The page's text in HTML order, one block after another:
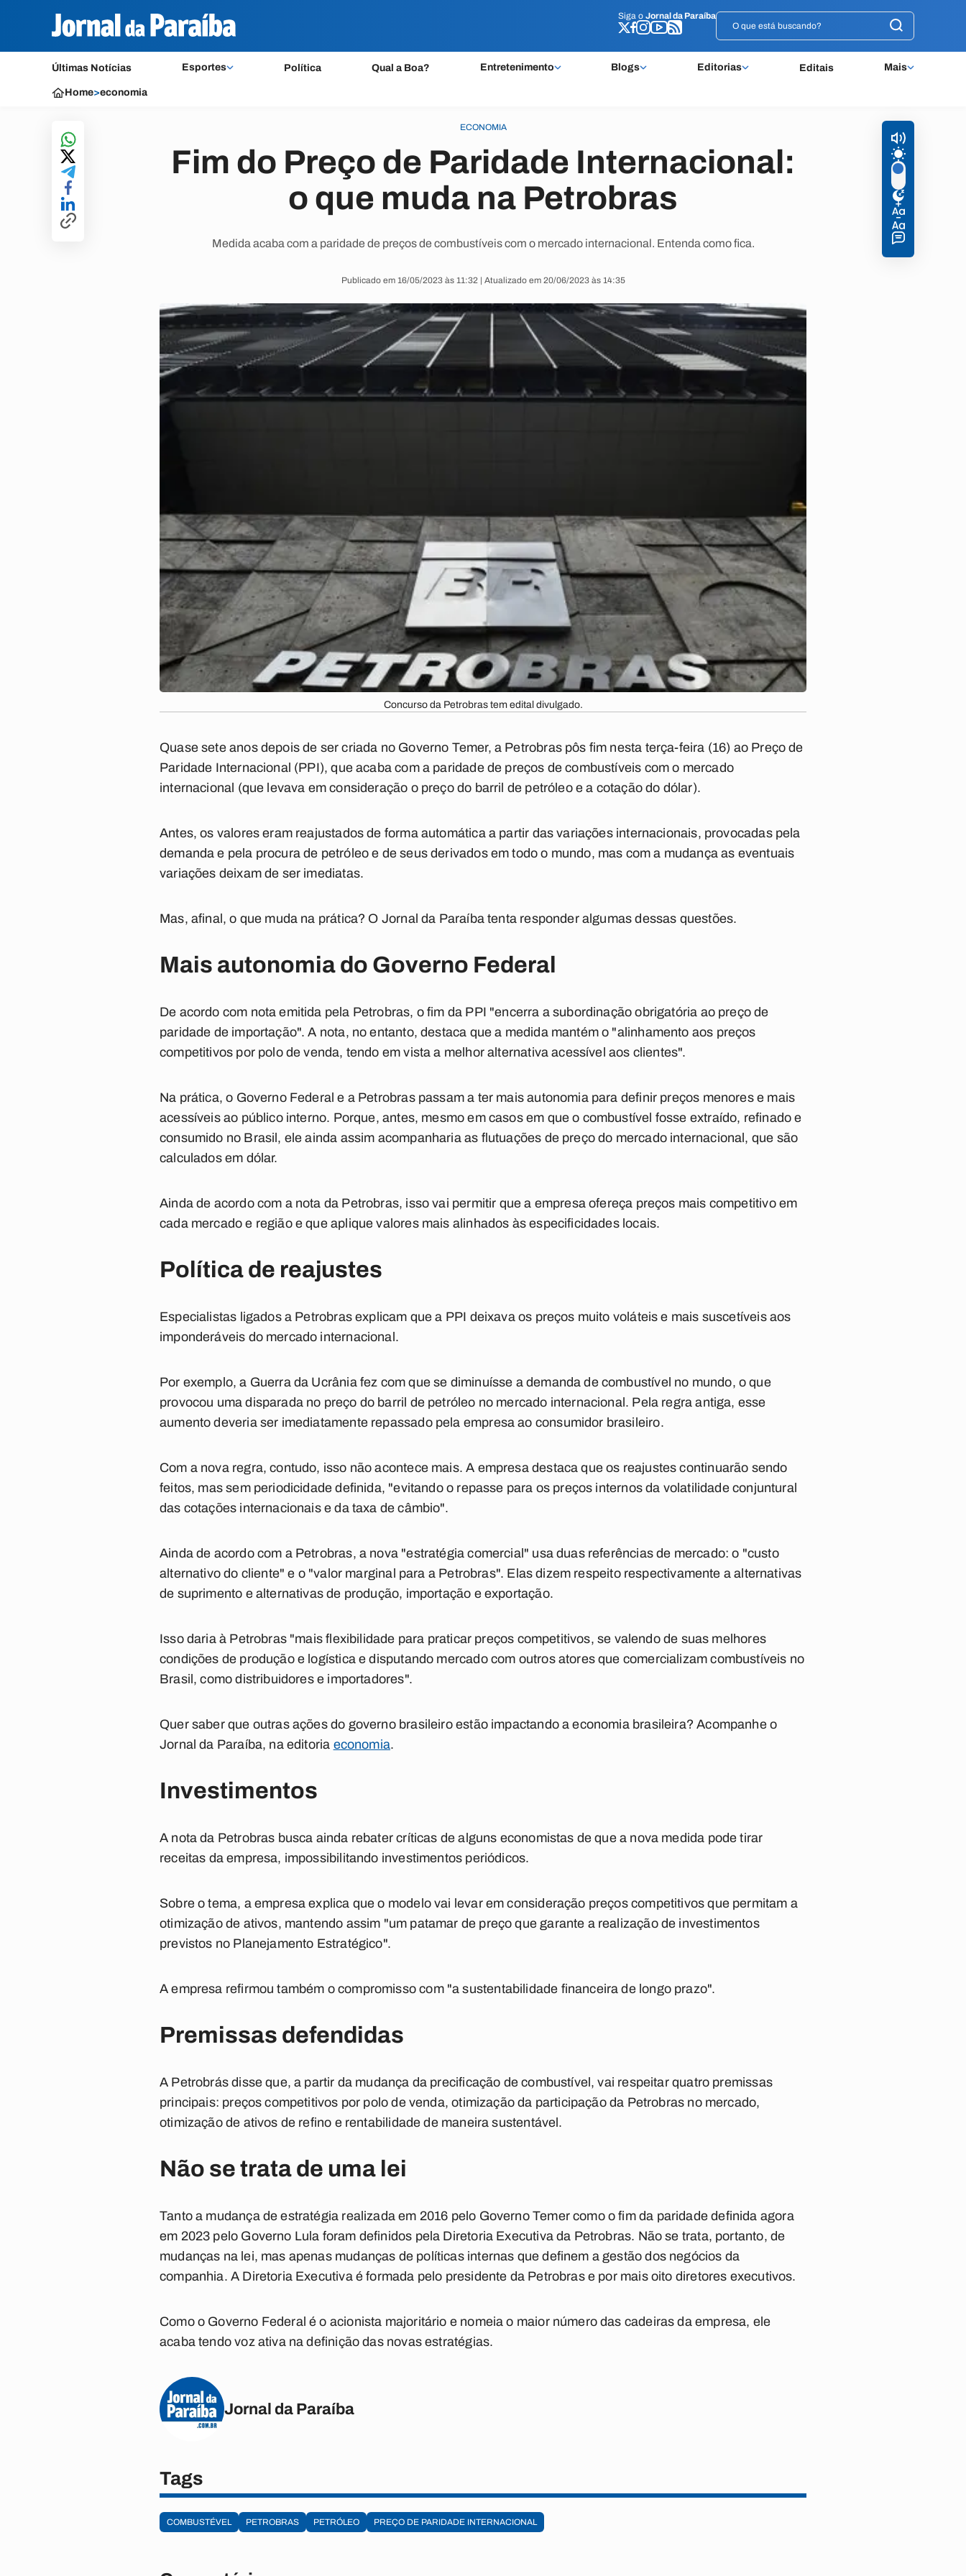
Siga o Jornal da Paraíba
Últimas Notícias Esportes Política Qual a Boa? Entretenimento Blogs Editorias Editais Mais
Siga o Jornal da Paraíba
Home>economia
ECONOMIA
Fim do Preço de Paridade Internacional:
o que muda na Petrobras
Medida acaba com a paridade de preços de combustíveis com o mercado internacional. Entenda como fica.
Publicado em 16/05/2023 às 11:32 | Atualizado em 20/06/2023 às 14:35
Concurso da Petrobras tem edital divulgado.
Quase sete anos depois de ser criada no Governo Temer, a Petrobras pôs fim nesta terça-feira (16) ao Preço de
Paridade Internacional (PPI), que acaba com a paridade de preços de combustíveis com o mercado
internacional (que levava em consideração o preço do barril de petróleo e a cotação do dólar).
Antes, os valores eram reajustados de forma automática a partir das variações internacionais, provocadas pela
demanda e pela procura de petróleo e de seus derivados em todo o mundo, mas com a mudança as eventuais
variações deixam de ser imediatas.
Mas, afinal, o que muda na prática? O Jornal da Paraíba tenta responder algumas dessas questões.
Mais autonomia do Governo Federal
De acordo com nota emitida pela Petrobras, o fim da PPI "encerra a subordinação obrigatória ao preço de
paridade de importação". A nota, no entanto, destaca que a medida mantém o "alinhamento aos preços
competitivos por polo de venda, tendo em vista a melhor alternativa acessível aos clientes".
Na prática, o Governo Federal e a Petrobras passam a ter mais autonomia para definir preços menores e mais
acessíveis ao público interno. Porque, antes, mesmo em casos em que o combustível fosse extraído, refinado e
consumido no Brasil, ele ainda assim acompanharia as flutuações de preço do mercado internacional, que são
calculados em dólar.
Ainda de acordo com a nota da Petrobras, isso vai permitir que a empresa ofereça preços mais competitivo em
cada mercado e região e que aplique valores mais alinhados às especificidades locais.
Política de reajustes
Especialistas ligados a Petrobras explicam que a PPI deixava os preços muito voláteis e mais suscetíveis aos
imponderáveis do mercado internacional.
Por exemplo, a Guerra da Ucrânia fez com que se diminuísse a demanda de combustível no mundo, o que
provocou uma disparada no preço do barril de petróleo no mercado internacional. Pela regra antiga, esse
aumento deveria ser imediatamente repassado pela empresa ao consumidor brasileiro.
Com a nova regra, contudo, isso não acontece mais. A empresa destaca que os reajustes continuarão sendo
feitos, mas sem periodicidade definida, "evitando o repasse para os preços internos da volatilidade conjuntural
das cotações internacionais e da taxa de câmbio".
Ainda de acordo com a Petrobras, a nova "estratégia comercial" usa duas referências de mercado: o "custo
alternativo do cliente" e o "valor marginal para a Petrobras". Elas dizem respeito respectivamente a alternativas
de suprimento e alternativas de produção, importação e exportação.
Isso daria à Petrobras "mais flexibilidade para praticar preços competitivos, se valendo de suas melhores
condições de produção e logística e disputando mercado com outros atores que comercializam combustíveis no
Brasil, como distribuidores e importadores".
Quer saber que outras ações do governo brasileiro estão impactando a economia brasileira? Acompanhe o
Jornal da Paraíba, na editoria economia.
Investimentos
A nota da Petrobras busca ainda rebater críticas de alguns economistas de que a nova medida pode tirar
receitas da empresa, impossibilitando investimentos periódicos.
Sobre o tema, a empresa explica que o modelo vai levar em consideração preços competitivos que permitam a
otimização de ativos, mantendo assim "um patamar de preço que garante a realização de investimentos
previstos no Planejamento Estratégico".
A empresa refirmou também o compromisso com "a sustentabilidade financeira de longo prazo".
Premissas defendidas
A Petrobrás disse que, a partir da mudança da precificação de combustível, vai respeitar quatro premissas
principais: preços competitivos por polo de venda, otimização da participação da Petrobras no mercado,
otimização de ativos de refino e rentabilidade de maneira sustentável.
Não se trata de uma lei
Tanto a mudança de estratégia realizada em 2016 pelo Governo Temer como o fim da paridade definida agora
em 2023 pelo Governo Lula foram definidos pela Diretoria Executiva da Petrobras. Não se trata, portanto, de
mudanças na lei, mas apenas mudanças de políticas internas que definem a gestão dos negócios da
companhia. A Diretoria Executiva é formada pelo presidente da Petrobras e por mais oito diretores executivos.
Como o Governo Federal é o acionista majoritário e nomeia o maior número das cadeiras da empresa, ele
acaba tendo voz ativa na definição das novas estratégias.
Jornal da Paraíba
Tags
COMBUSTÉVEL PETROBRAS PETRÓLEO PREÇO DE PARIDADE INTERNACIONAL